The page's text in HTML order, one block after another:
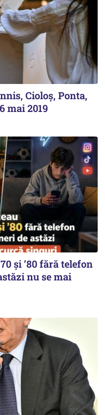
Cioloș, Ponta,
mai 2019
și ’80 fără telefon
nu se mai